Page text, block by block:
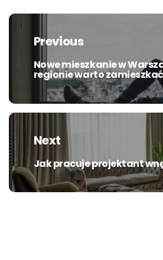
Nawigacja
wpisu
Previous
Previous
post:
Nowe mieszkanie w
regionie warto
Next
Next
post:
Jak pracuje projektant